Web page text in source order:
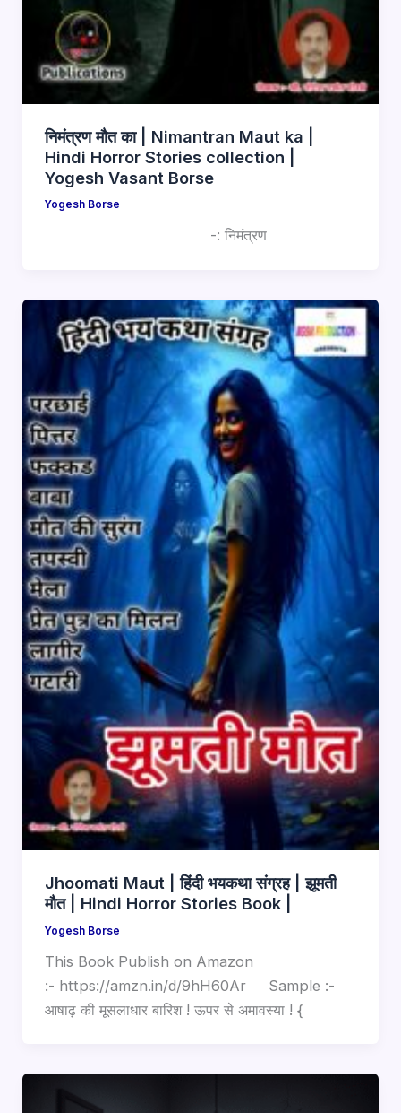
निमंत्रण मौत का | Nimantran Maut ka |
Hindi Horror Stories collection |
Yogesh Vasant Borse
Yogesh Borse
-: निमंत्रण
Jhoomati Maut | हिंदी भयकथा संग्रह | झूमती
मौत | Hindi Horror Stories Book |
Yogesh Borse
This Book Publish on Amazon
:- https://amzn.in/d/9hH60Ar Sample :-
आषाढ़ की मूसलाधार बारिश ! ऊपर से अमावस्या ! {